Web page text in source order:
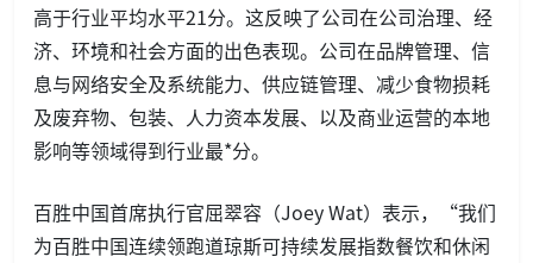
高于行业平均水平21分。这反映了公司在公司治理、经
济、环境和社会方面的出色表现。公司在品牌管理、信
息与网络安全及系统能力、供应链管理、减少食物损耗
及废弃物、包装、人力资本发展、以及商业运营的本地
影响等领域得到行业最*分。
百胜中国首席执行官屈翠容（Joey Wat）表示，“我们
为百胜中国连续领跑道琼斯可持续发展指数餐饮和休闲